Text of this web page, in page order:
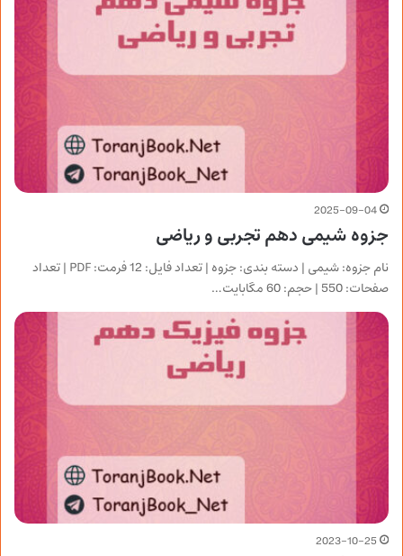
2025-09-04
جزوه شیمی دهم تجربی و ریاضی
نام جزوه: شیمی | دسته بندی: جزوه | تعداد فایل: 12 فرمت: PDF | تعداد
صفحات: 550 | حجم: 60 مگابایت…
2023-10-25